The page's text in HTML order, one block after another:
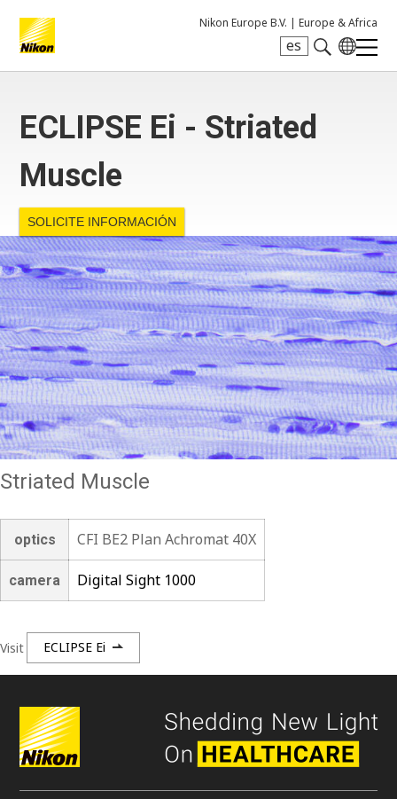
Nikon Europe B.V. | Europe & Africa
es
ECLIPSE Ei - Striated
Muscle
SOLICITE INFORMACIÓN
Striated Muscle
optics CFI BE2 Plan Achromat 40X
camera Digital Sight 1000
Visit ECLIPSE Ei